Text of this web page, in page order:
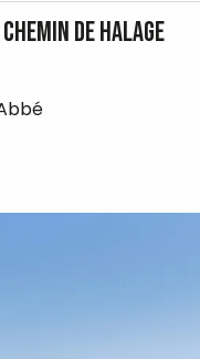
de halage